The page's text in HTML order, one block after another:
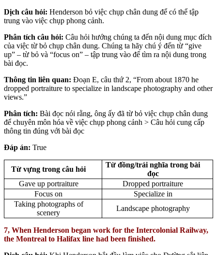
Dịch câu hỏi: Henderson bỏ việc chụp chân dung để có thể tập
trung vào việc chụp phong cảnh.
Phân tích câu hỏi: Câu hỏi hướng chúng ta đến nội dung mục đích
của việc từ bỏ chụp chân dung. Chúng ta hãy chú ý đến từ “give
up” – từ bỏ và “focus on” – tập trung vào để tìm ra nội dung trong
bài đọc.
Thông tin liên quan: Đoạn E, câu thứ 2, “From about 1870 he
dropped portraiture to specialize in landscape photography and other
views.”
Phân tích: Bài đọc nói rằng, ông ấy đã từ bỏ việc chụp chân dung
để chuyên môn hóa về việc chụp phong cảnh > Câu hỏi cung cấp
thông tin đúng với bài đọc
Đáp án: True
Từ vựng trong câu hỏi
Từ đồng/trái nghĩa trong bài
đọc
Gave up portraiture
Dropped portraiture
Focus on
Specialize in
Taking photographs of
scenery
Landscape photography
7, When Henderson began work for the Intercolonial Railway,
the Montreal to Halifax line had been finished.